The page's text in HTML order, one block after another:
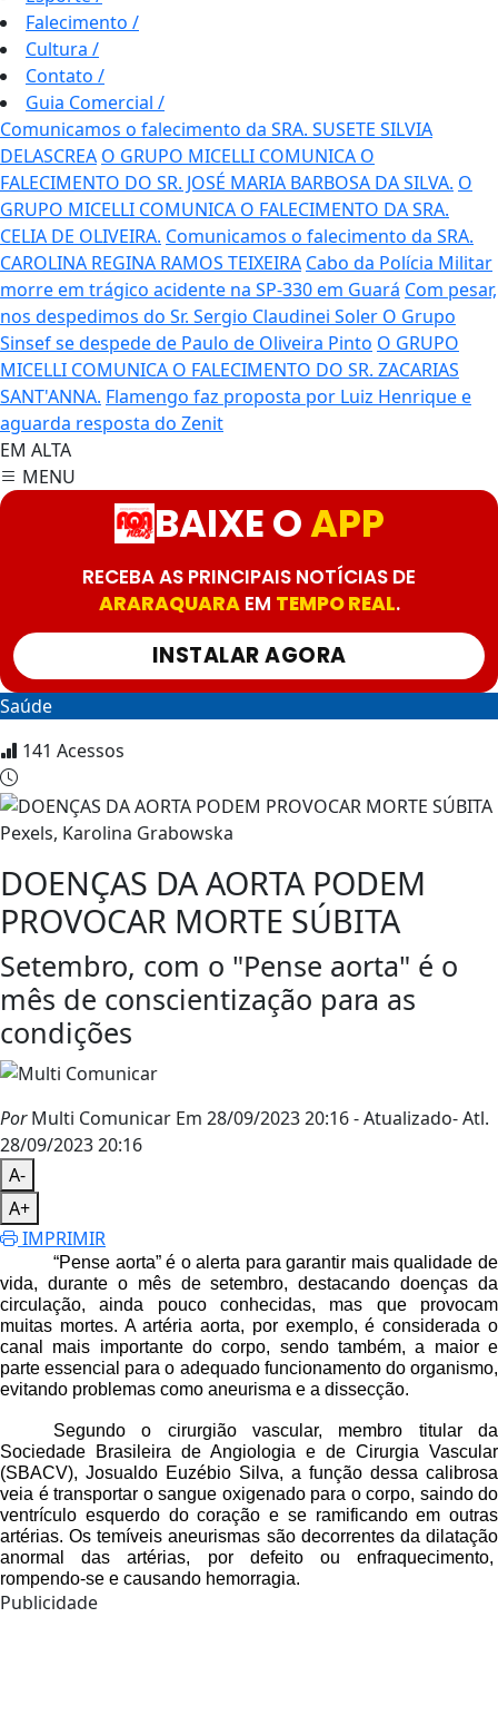
Falecimento /
Cultura /
Contato /
Guia Comercial /
Comunicamos o falecimento da SRA. SUSETE SILVIA
DELASCREA O GRUPO MICELLI COMUNICA O
FALECIMENTO DO SR. JOSÉ MARIA BARBOSA DA SILVA. O
GRUPO MICELLI COMUNICA O FALECIMENTO DA SRA.
CELIA DE OLIVEIRA. Comunicamos o falecimento da SRA.
CAROLINA REGINA RAMOS TEIXEIRA Cabo da Polícia Militar
morre em trágico acidente na SP-330 em Guará Com pesar,
nos despedimos do Sr. Sergio Claudinei Soler O Grupo
Sinsef se despede de Paulo de Oliveira Pinto O GRUPO
MICELLI COMUNICA O FALECIMENTO DO SR. ZACARIAS
SANT'ANNA. Flamengo faz proposta por Luiz Henrique e
aguarda resposta do Zenit
EM ALTA
MENU
BAIXE OAPP
RECEBA AS PRINCIPAIS NOTÍCIAS DE
ARARAQUARAEM TEMPO REAL.
INSTALAR AGORA
Saúde
141 Acessos
Pexels, Karolina Grabowska
DOENÇAS DA AORTA PODEM
PROVOCAR MORTE SÚBITA
Setembro, com o "Pense aorta" é o
mês de conscientização para as
condições
PorMulti Comunicar Em 28/09/2023 20:16- Atualizado- Atl.
28/09/2023 20:16
A-
A+
IMPRIMIR
“Pense aorta” é o alerta para garantir mais qualidade de
vida, durante o mês de setembro, destacando doenças da
circulação, ainda pouco conhecidas, mas que provocam
muitas mortes. A artéria aorta, por exemplo, é considerada o
canal mais importante do corpo, sendo também, a maior e
parte essencial para o adequado funcionamento do organismo,
evitando problemas como aneurisma e a dissecção.
Segundo o cirurgião vascular, membro titular da
Sociedade Brasileira de Angiologia e de Cirurgia Vascular
(SBACV), Josualdo Euzébio Silva, a função dessa calibrosa
veia é transportar o sangue oxigenado para o corpo, saindo do
ventrículo esquerdo do coração e se ramificando em outras
artérias. Os temíveis aneurismas são decorrentes da dilatação
anormal das artérias, por defeito ou enfraquecimento,
rompendo-se e causando hemorragia.
Publicidade